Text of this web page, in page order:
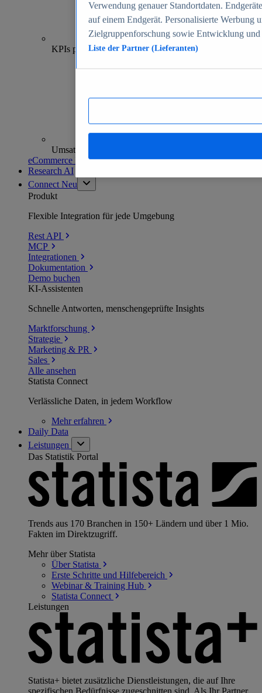
70+
KPIs pro Shop
Umsatzanalysen und -prognosen
eCommerce Insights entdecken
Research AI
Connect Neu
Produkt
Flexible Integration für jede Umgebung
Rest API
MCP
Integrationen
Dokumentation
Demo buchen
KI-Assistenten
Schnelle Antworten, menschengeprüfte Insights
Marktforschung
Strategie
Marketing & PR
Sales
Alle ansehen
Statista Connect
Verlässliche Daten, in jedem Workflow
Mehrerfahren
Daily Data
Leistungen
Das Statistik Portal
Trends aus 170 Branchen in 150+ Ländern und über 1 Mio.
Fakten im Direktzugriff.
Mehr über Statista
Über Statista
Erste Schritte und Hilfebereich
Webinar & Training Hub
Statista Connect
Leistungen
Statista+ bietet zusätzliche Dienstleistungen, die auf Ihre
spezifischen Bedürfnisse zugeschnitten sind. Als Ihr Partner
Verwendung genauer Standortdaten.
auf einem Endgerät. Personalisierte Werbung
Zielgruppenforschung sowie Entwicklung
Liste der Partner (Lieferanten)